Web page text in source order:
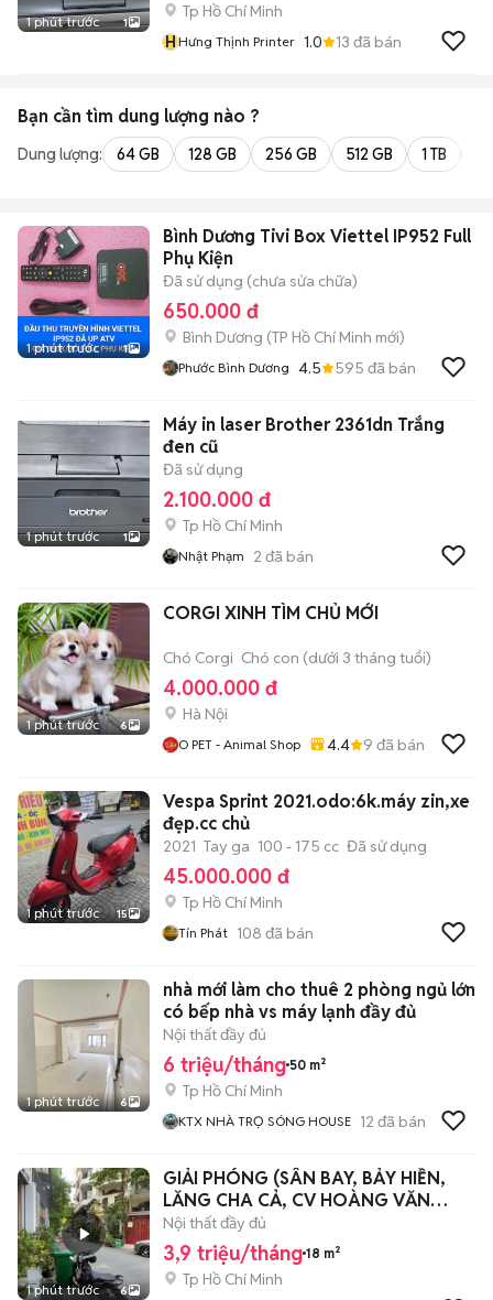
1 phút trước 1
Tp Hồ Chí Minh
HHưng Thịnh Printer 1.0 13 đã bán
Bạn cần tìm dung lượng nào ?
Dung lượng: 64 GB 128 GB 256 GB 512 GB 1 TB
1 phút trước 1
Bình Dương Tivi Box Viettel IP952 Full
Phụ Kiện
Đã sử dụng (chưa sửa chữa)
650.000 đ
Bình Dương (TP Hồ Chí Minh mới)
Phước Bình Dương 4.5 595 đã bán
1 phút trước 1
Máy in laser Brother 2361dn Trắng
đen cũ
Đã sử dụng
2.100.000 đ
Tp Hồ Chí Minh
Nhật Phạm 2 đã bán
1 phút trước 6
CORGI XINH TÌM CHỦ MỚI
Chó Corgi Chó con (dưới 3 tháng tuổi)
4.000.000 đ
Hà Nội
O PET - Animal Shop 4.4 9 đã bán
1 phút trước 15
Vespa Sprint 2021.odo:6k.máy zin,xe
đẹp.cc chủ
2021 Tay ga 100 - 175 cc Đã sử dụng
45.000.000 đ
Tp Hồ Chí Minh
Tín Phát 108 đã bán
1 phút trước 6
nhà mới làm cho thuê 2 phòng ngủ lớn
có bếp nhà vs máy lạnh đầy đủ
Nội thất đầy đủ
6 triệu/tháng 50 m²
Tp Hồ Chí Minh
KTX NHÀ TRỌ SÓNG HOUSE 12 đã bán
1 phút trước 6
GIẢI PHÓNG (SÂN BAY, BẢY HIỀN,
LĂNG CHA CẢ, CV HOÀNG VĂN
THỤ)
Nội thất đầy đủ
3,9 triệu/tháng 18 m²
Tp Hồ Chí Minh